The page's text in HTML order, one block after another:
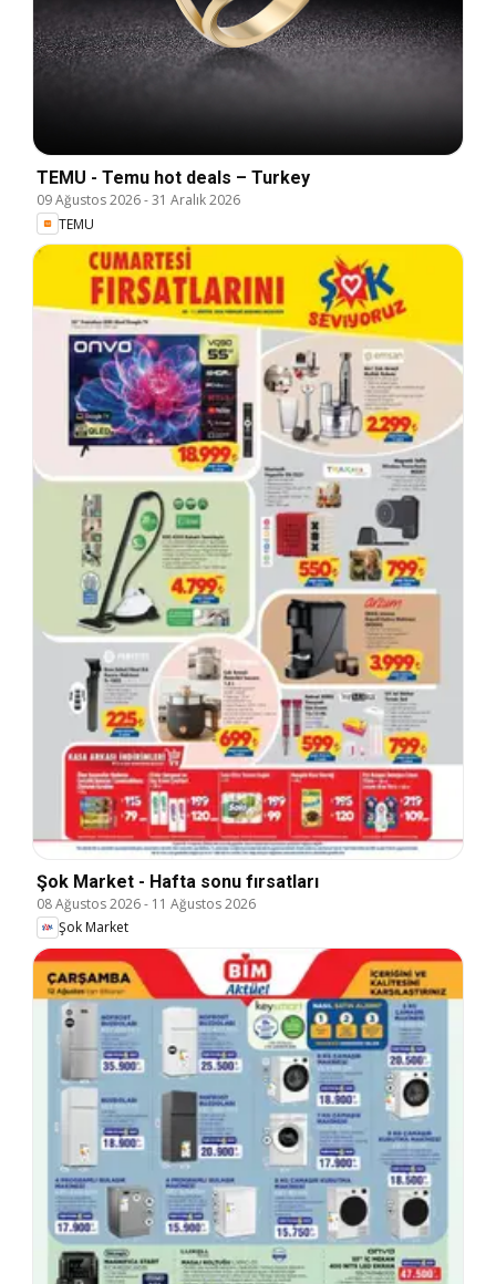
TEMU - Temu hot deals – Turkey
09 Ağustos 2026-31 Aralık 2026
TEMU
Şok Market - Hafta sonu fırsatları
08 Ağustos 2026- 11 Ağustos 2026
Şok Market